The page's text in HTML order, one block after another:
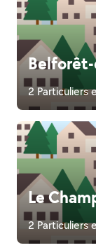
2 Particuliers
Le
2 Particuliers